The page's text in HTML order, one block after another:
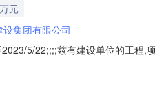
元
集团有限公司
5/22;;;;兹有建设单位的工程
1个单项合同金额在1500万元